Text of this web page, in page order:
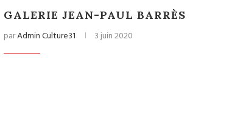
GALERIE JEAN-PAUL BARRÈS
parAdmin Culture31 3 juin 2020